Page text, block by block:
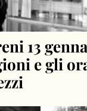
13
e gli